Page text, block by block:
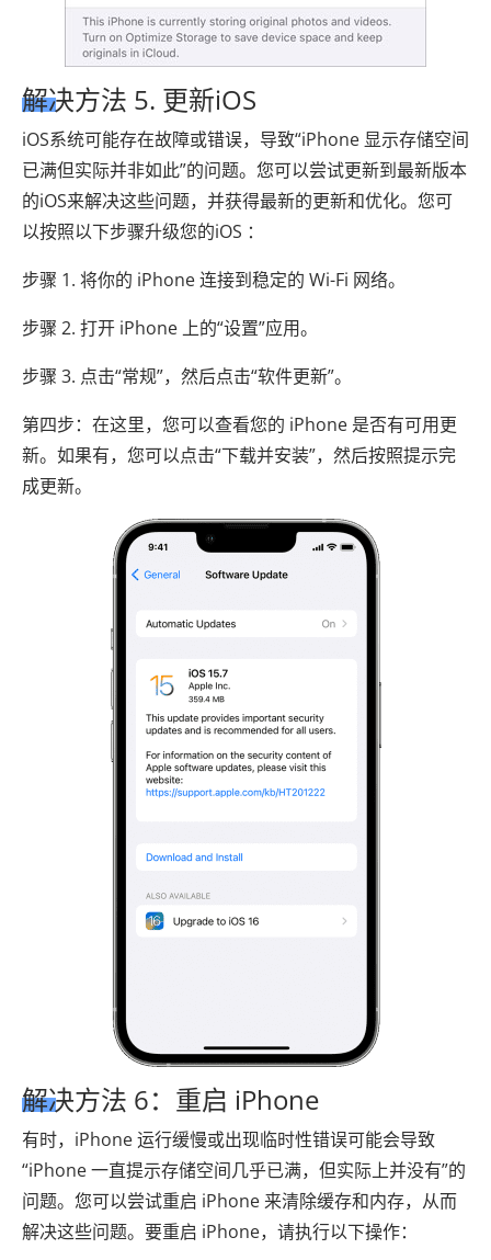
解决方法 5. 更新iOS
iOS系统可能存在故障或错误，导致“iPhone 显示存储空间
已满但实际并非如此”的问题。您可以尝试更新到最新版本
的iOS来解决这些问题，并获得最新的更新和优化。您可
以按照以下步骤升级您的iOS ：
步骤 1. 将你的 iPhone 连接到稳定的 Wi-Fi 网络。
步骤 2. 打开 iPhone 上的“设置”应用。
步骤 3. 点击“常规”，然后点击“软件更新”。
第四步：在这里，您可以查看您的 iPhone 是否有可用更
新。如果有，您可以点击“下载并安装”，然后按照提示完
成更新。
解决方法 6：重启 iPhone
有时，iPhone 运行缓慢或出现临时性错误可能会导致
“iPhone 一直提示存储空间几乎已满，但实际上并没有”的
问题。您可以尝试重启 iPhone 来清除缓存和内存，从而
解决这些问题。要重启 iPhone，请执行以下操作：